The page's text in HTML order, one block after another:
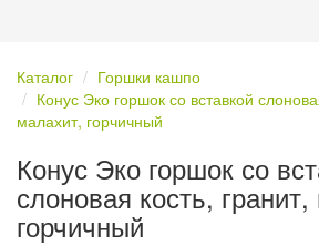
Каталог
Горшки кашпо
Конус Эко горшок со вставкой
малахит, горчичный
Конус Эко горшок со
слоновая кость,
горчичный